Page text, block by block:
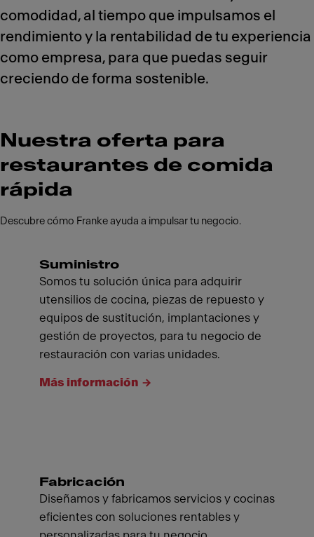
comodidad, al tiempo que impulsamos el
rendimiento y la rentabilidad de tu experiencia
como empresa, para que puedas seguir
creciendo de forma sostenible.
Nuestra oferta para
restaurantes de comida
rápida
Descubre cómo Franke ayuda a impulsar tu negocio.
Suministro
Somos tu solución única para adquirir
utensilios de cocina, piezas de repuesto y
equipos de sustitución, implantaciones y
gestión de proyectos, para tu negocio de
restauración con varias unidades.
Más información
Fabricación
Diseñamos y fabricamos servicios y cocinas
eficientes con soluciones rentables y